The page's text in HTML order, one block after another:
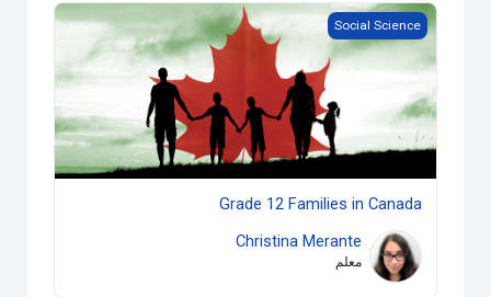
Grade 12 Families in Canada
Social Science
Grade 12 Families in Canada
Christina Merante
معلم